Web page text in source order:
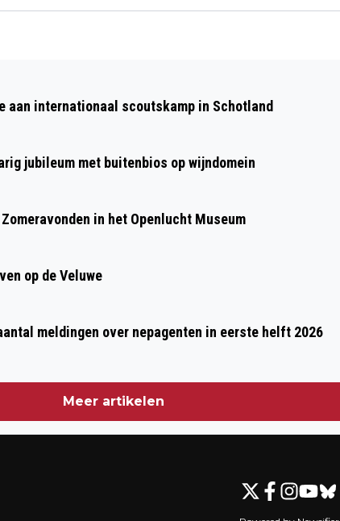
DIEREN
VELP” IN DE PAPERCLIP
aan internationaal scoutskamp in Schotland
jubileum met buitenbios op wijndomein
in het Openlucht Museum
op de Veluwe
meldingen over nepagenten in eerste helft 2026
Meer artikelen